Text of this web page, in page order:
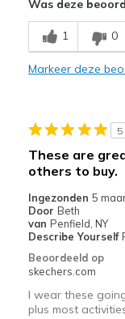
Comfortable
Stylish
Travel
Width
Sizing
View On Shoes
Was deze
1 0
Markeer deze
5
These are
others to buy.
Ingezonden 5
Door Beth
van Penfield, NY
Describe Yourself
Beoordeeld op
skechers.com
I wear these
plus most